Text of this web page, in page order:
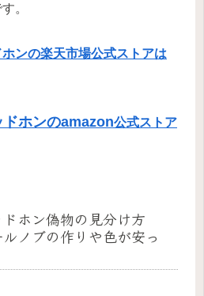
。
ンの楽天市場公式ストアは
ドホンのamazon公式ストア
ホン偽物の見分け方
ノブの作りや色が安っ